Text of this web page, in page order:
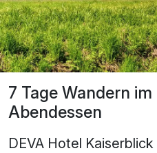
7 Tage Wandern
Abendessen
DEVA Hotel Kaiserblick